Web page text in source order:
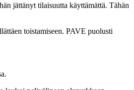
jättänyt tilaisuutta käyttämättä. Tähän
toistamiseen. PAVE puolusti